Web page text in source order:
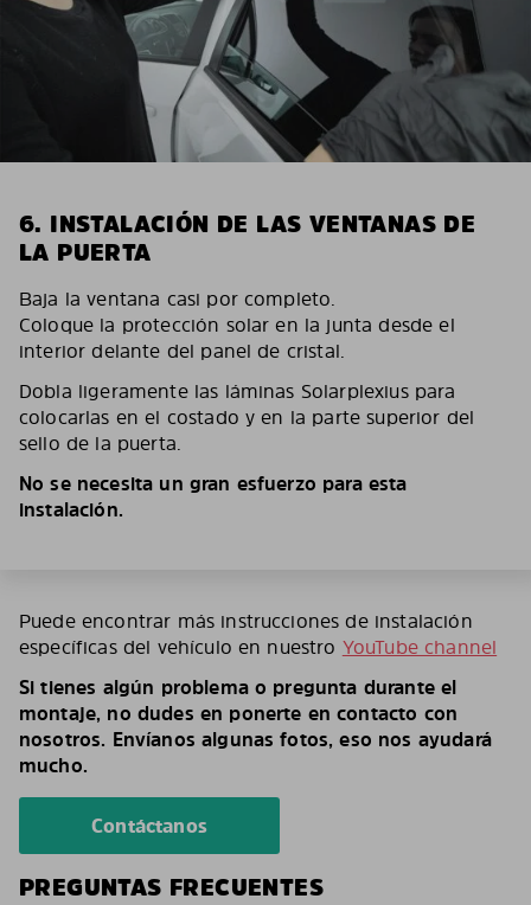
6. INSTALACIÓN DE LAS VENTANAS DE
LA PUERTA
Baja la ventana casi por completo.
Coloque la protección solar en la junta desde el
interior delante del panel de cristal.
Dobla ligeramente las láminas Solarplexius para
colocarlas en el costado y en la parte superior del
sello de la puerta.
No se necesita un gran esfuerzo para esta
instalación.
Puede encontrar más instrucciones de instalación
específicas del vehículo en nuestro YouTube channel
Si tienes algún problema o pregunta durante el
montaje, no dudes en ponerte en contacto con
nosotros. Envíanos algunas fotos, eso nos ayudará
mucho.
Contáctanos
PREGUNTAS FRECUENTES